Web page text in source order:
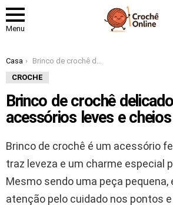
Menu
Você está aqui:
Casa
Brinco de crochê delicado para criar acessórios leves e cheios de charme
CROCHE
Brinco de crochê
acessórios leves e
Brinco de crochê é um acessório
traz leveza e um charme especial
Mesmo sendo uma peça pequena,
atenção pelo cuidado nos pontos